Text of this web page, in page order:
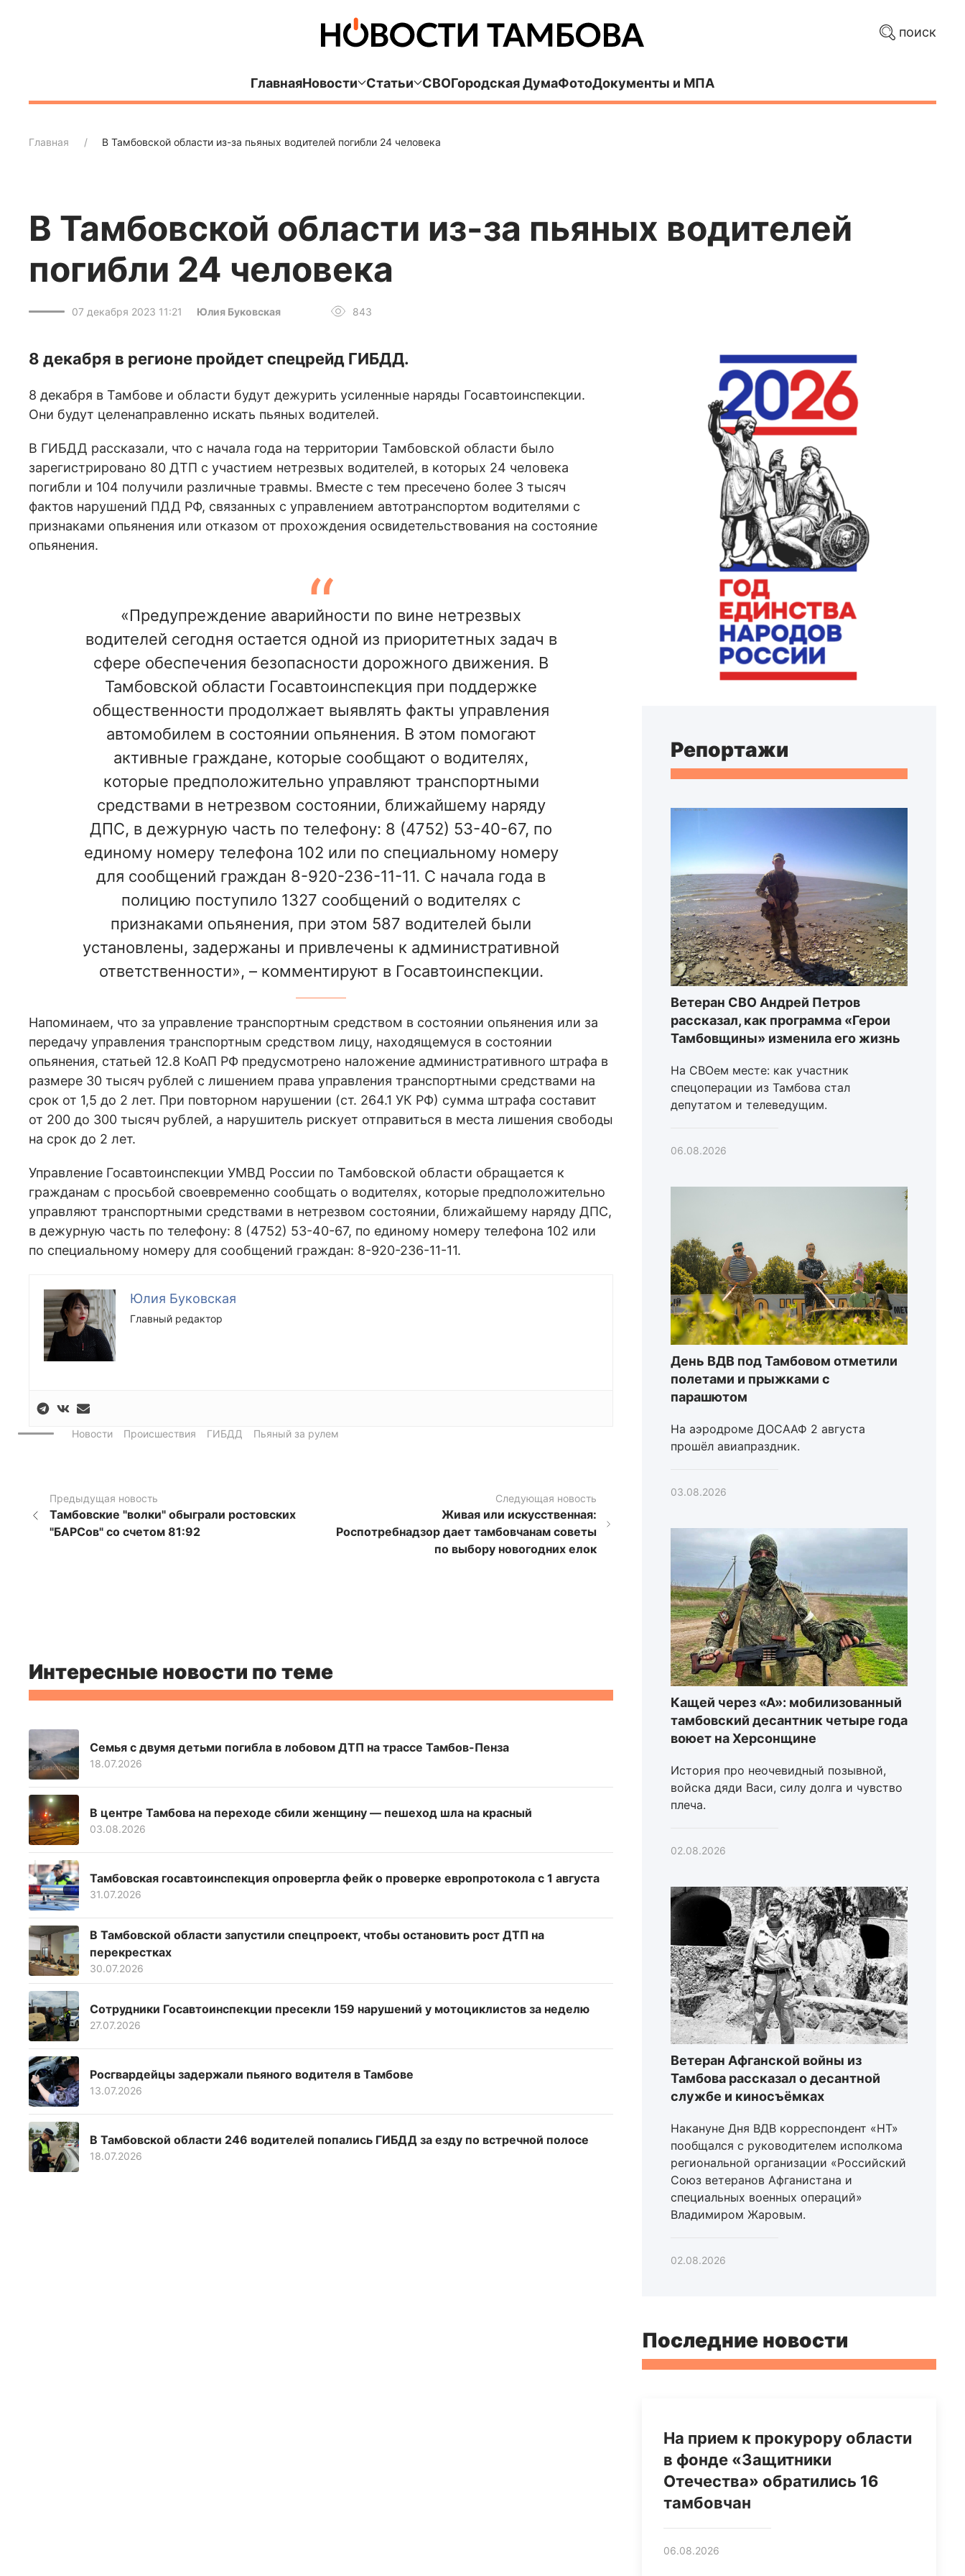
поиск
ГлавнаяНовости Статьи СВОГородская ДумаФотоДокументы и МПА
Главная В Тамбовской области из-за пьяных водителей погибли 24 человека
В Тамбовской области из-за пьяных водителей
погибли 24 человека
07 декабря 2023 11:21 Юлия Буковская 843
8 декабря в регионе пройдет спецрейд ГИБДД.
8 декабря в Тамбове и области будут дежурить усиленные наряды Госавтоинспекции.
Они будут целенаправленно искать пьяных водителей.
В ГИБДД рассказали, что с начала года на территории Тамбовской области было
зарегистрировано 80 ДТП с участием нетрезвых водителей, в которых 24 человека
погибли и 104 получили различные травмы. Вместе с тем пресечено более 3 тысяч
фактов нарушений ПДД РФ, связанных с управлением автотранспортом водителями с
признаками опьянения или отказом от прохождения освидетельствования на состояние
опьянения.
«Предупреждение аварийности по вине нетрезвых
водителей сегодня остается одной из приоритетных задач в
сфере обеспечения безопасности дорожного движения. В
Тамбовской области Госавтоинспекция при поддержке
общественности продолжает выявлять факты управления
автомобилем в состоянии опьянения. В этом помогают
активные граждане, которые сообщают о водителях,
которые предположительно управляют транспортными
средствами в нетрезвом состоянии, ближайшему наряду
ДПС, в дежурную часть по телефону: 8 (4752) 53-40-67, по
единому номеру телефона 102 или по специальному номеру
для сообщений граждан 8-920-236-11-11. С начала года в
полицию поступило 1327 сообщений о водителях с
признаками опьянения, при этом 587 водителей были
установлены, задержаны и привлечены к административной
ответственности», – комментируют в Госавтоинспекции.
Напоминаем, что за управление транспортным средством в состоянии опьянения или за
передачу управления транспортным средством лицу, находящемуся в состоянии
опьянения, статьей 12.8 КоАП РФ предусмотрено наложение административного штрафа в
размере 30 тысяч рублей с лишением права управления транспортными средствами на
срок от 1,5 до 2 лет. При повторном нарушении (ст. 264.1 УК РФ) сумма штрафа составит
от 200 до 300 тысяч рублей, а нарушитель рискует отправиться в места лишения свободы
на срок до 2 лет.
Управление Госавтоинспекции УМВД России по Тамбовской области обращается к
гражданам с просьбой своевременно сообщать о водителях, которые предположительно
управляют транспортными средствами в нетрезвом состоянии, ближайшему наряду ДПС,
в дежурную часть по телефону: 8 (4752) 53-40-67, по единому номеру телефона 102 или
по специальному номеру для сообщений граждан: 8-920-236-11-11.
Юлия Буковская
Главный редактор
Новости Происшествия ГИБДД Пьяный за рулем
Предыдущая новость
Тамбовские "волки" обыграли ростовских
"БАРСов" со счетом 81:92
Следующая новость
Живая или искусственная:
Роспотребнадзор дает тамбовчанам советы
по выбору новогодних елок
Интересные новости по теме
Семья с двумя детьми погибла в лобовом ДТП на трассе Тамбов-Пенза
18.07.2026
В центре Тамбова на переходе сбили женщину — пешеход шла на красный
03.08.2026
Тамбовская госавтоинспекция опровергла фейк о проверке европротокола с 1 августа
31.07.2026
В Тамбовской области запустили спецпроект, чтобы остановить рост ДТП на
перекрестках
30.07.2026
Сотрудники Госавтоинспекции пресекли 159 нарушений у мотоциклистов за неделю
27.07.2026
Росгвардейцы задержали пьяного водителя в Тамбове
13.07.2026
В Тамбовской области 246 водителей попались ГИБДД за езду по встречной полосе
18.07.2026
Репортажи
Ветеран СВО Андрей Петров
рассказал, как программа «Герои
Тамбовщины» изменила его жизнь
На СВОем месте: как участник
спецоперации из Тамбова стал
депутатом и телеведущим.
06.08.2026
День ВДВ под Тамбовом отметили
полетами и прыжками с
парашютом
На аэродроме ДОСААФ 2 августа
прошёл авиапраздник.
03.08.2026
Кащей через «А»: мобилизованный
тамбовский десантник четыре года
воюет на Херсонщине
История про неочевидный позывной,
войска дяди Васи, силу долга и чувство
плеча.
02.08.2026
Ветеран Афганской войны из
Тамбова рассказал о десантной
службе и киносъёмках
Накануне Дня ВДВ корреспондент «НТ»
пообщался с руководителем исполкома
региональной организации «Российский
Союз ветеранов Афганистана и
специальных военных операций»
Владимиром Жаровым.
02.08.2026
Последние новости
На прием к прокурору области
в фонде «Защитники
Отечества» обратились 16
тамбовчан
06.08.2026